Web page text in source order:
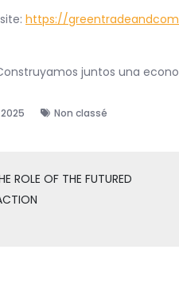
https://
juntos una
Non classé
ROLE OF THE FUTURED